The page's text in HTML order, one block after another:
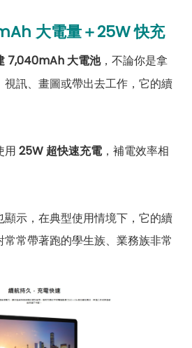
大電量＋25W 快充
7,040mAh 大電池，不論你是拿
訊、畫圖或帶出去工作，它的續
用 25W 超快速充電，補電效率相
示，在典型使用情境下，它的續
常帶著跑的學生族、業務族非常